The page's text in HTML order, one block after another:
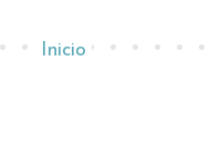
Inicio